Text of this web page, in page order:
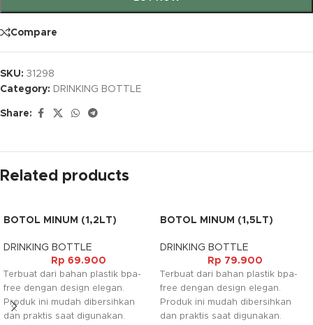
Compare
SKU: 31298
Category: DRINKING BOTTLE
Share:
Related products
BOTOL MINUM (1,2LT)
DRINKING BOTTLE
Rp 69.900
Terbuat dari bahan plastik bpa-
free dengan design elegan.
Produk ini mudah dibersihkan
dan praktis saat digunakan.
BOTOL MINUM (1,5LT)
DRINKING BOTTLE
Rp 79.900
Terbuat dari bahan plastik bpa-
free dengan design elegan.
Produk ini mudah dibersihkan
dan praktis saat digunakan.